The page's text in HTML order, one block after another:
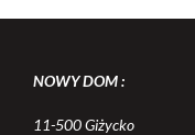
NOWY DOM :
11-500 Giżycko